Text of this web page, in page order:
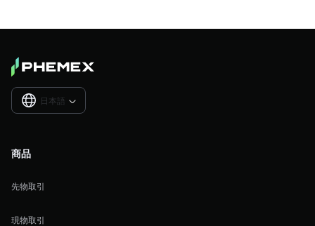
日本語 
商品
先物取引
現物取引